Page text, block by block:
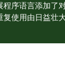
程序语言添加了
复使用由日益壮